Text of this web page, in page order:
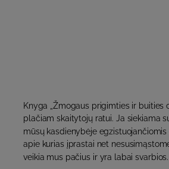
Knyga „Žmogaus prigimties ir buities
plačiam skaitytojų ratui. Ja siekiama
mūsų kasdienybėje
apie kurias įprastai net
veikia mus pačius ir yra labai